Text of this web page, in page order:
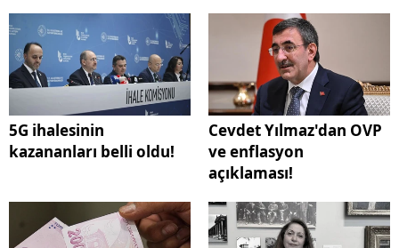
5G ihalesinin
kazananları belli oldu!
Cevdet Yılmaz'dan OVP
ve enflasyon
açıklaması!